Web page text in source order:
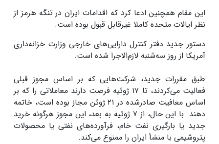
این مقام همچنین ادعا کرد که اقدامات ایران در تنگه هرمز از
نظر ایالات متحده کاملا غیرقابل قبول بوده است.
دستور جدید دفتر کنترل دارایی‌های خارجی وزارت خزانه‌داری
آمریکا از روز سه‌شنبه لازم‌الاجرا شده است.
طبق مقررات جدید، شرکت‌هایی که بر اساس مجوز قبلی
فعالیت می‌کردند، تا ۱۷ ژوئیه فرصت دارند معاملاتی را که بر
اساس معافیت صادرشده در ۲۱ ژوئن مجاز بوده است، خاتمه
دهند. با این حال، از ۷ ژوئیه به بعد، این مجوز هرگونه خرید
جدید یا بارگیری نفت خام، فرآورده‌های نفتی یا محصولات
پتروشیمی با منشأ ایران را ممنوع می‌کند.